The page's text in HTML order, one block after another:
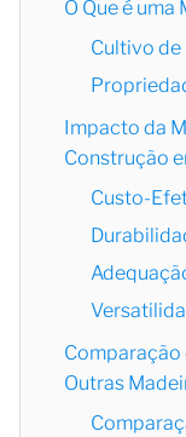
O Que é
Cultivo de
Impacto da
Construção
Custo-
Outras